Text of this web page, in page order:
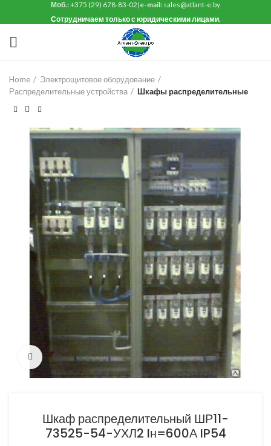
Моб.:+375 (29) 678-83-02 |e-mail: sales@atlant-e.by
Сотрудничаем только с юридическими лицами.
Home
Электрощитовое оборудование
Распределительные устройства
Шкафы распределительные
Нажмите, чтобы увеличить
Шкаф распределительный ШР11-
73525-54-УХЛ2 Iн=600А IP54